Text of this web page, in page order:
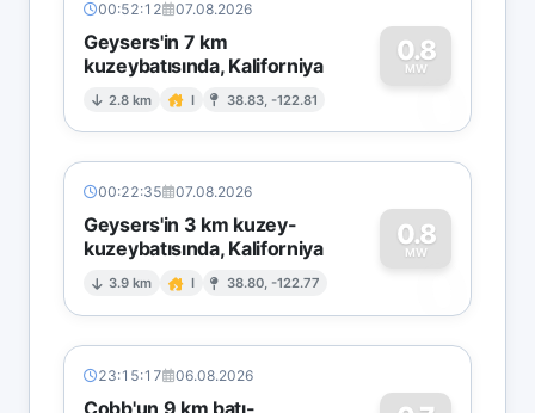
00:52:12 07.08.2026
Geysers'in 7 km
kuzeybatısında, Kaliforniya
2.8 km I 38.83, -122.81
0.8
MW
0
00:22:35 07.08.2026
Geysers'in 3 km kuzey-
kuzeybatısında, Kaliforniya
3.9 km I 38.80, -122.77
0.8
MW
0
23:15:17 06.08.2026
Cobb'un 9 km batı-